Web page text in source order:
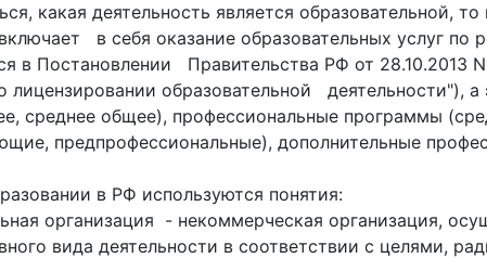
какая деятельность является образовательной,
в себя оказание образовательных услуг
в Постановлении Правительства РФ от 28.10.2013
образовательной деятельности"),
среднее общее), профессиональные программы
предпрофессиональные), дополнительные
в РФ используются понятия:
организация - некоммерческая организация,
вида деятельности в соответствии с целями,